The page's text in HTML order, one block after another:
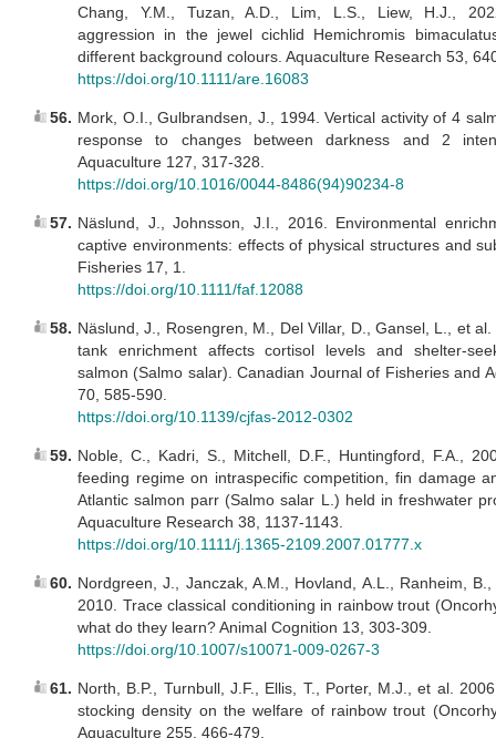
Chang, Y.M., Tuzan, A.D., Lim, L.S., Liew, H.J.,
aggression in the jewel cichlid Hemichromis
different background colours. Aquaculture Research 53,
https://doi.org/10.1111/are.16083
56. Mork, O.I., Gulbrandsen, J., 1994. Vertical activity of 4
response to changes between darkness and 2
Aquaculture 127, 317-328.
https://doi.org/10.1016/0044-8486(94)90234-8
57. Näslund, J., Johnsson, J.I., 2016. Environmental
captive environments: effects of physical structures and
Fisheries 17, 1.
https://doi.org/10.1111/faf.12088
58. Näslund, J., Rosengren, M., Del Villar, D., Gansel, L., et
tank enrichment affects cortisol levels and shelter-
salmon (Salmo salar). Canadian Journal of Fisheries and
70, 585-590.
https://doi.org/10.1139/cjfas-2012-0302
59. Noble, C., Kadri, S., Mitchell, D.F., Huntingford, F.A.,
feeding regime on intraspecific competition, fin damage
Atlantic salmon parr (Salmo salar L.) held in freshwater
Aquaculture Research 38, 1137-1143.
https://doi.org/10.1111/j.1365-2109.2007.01777.x
60. Nordgreen, J., Janczak, A.M., Hovland, A.L., Ranheim,
2010. Trace classical conditioning in rainbow trout
what do they learn? Animal Cognition 13, 303-309.
https://doi.org/10.1007/s10071-009-0267-3
61. North, B.P., Turnbull, J.F., Ellis, T., Porter, M.J., et al.
stocking density on the welfare of rainbow trout
Aquaculture 255, 466-479.